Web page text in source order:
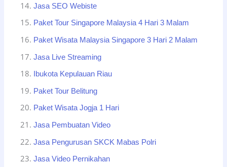
Jasa SEO Webiste
Paket Tour Singapore Malaysia 4 Hari 3 Malam
Paket Wisata Malaysia Singapore 3 Hari 2 Malam
Jasa Live Streaming
Ibukota Kepulauan Riau
Paket Tour Belitung
Paket Wisata Jogja 1 Hari
Jasa Pembuatan Video
Jasa Pengurusan SKCK Mabas Polri
Jasa Video Pernikahan